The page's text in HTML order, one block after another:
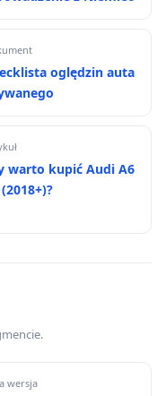
oględzin auta
warto kupić Audi A6
wersja